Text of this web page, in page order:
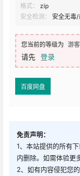
格式：
zip
安全检测：
安全无毒/
您当前的等级为 游客
请先 登录
百度网盘
免责声明：
1、本站提供的所有
内删除。如需体验更
2、如有内容侵犯您